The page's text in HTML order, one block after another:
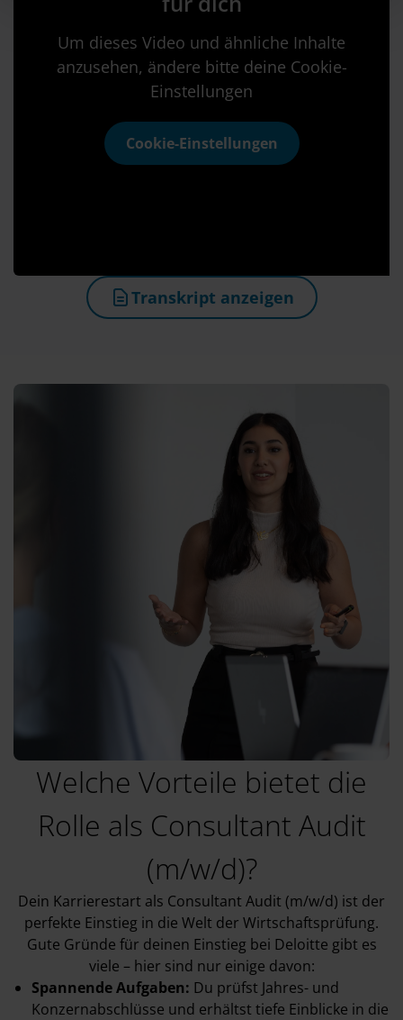
Um dieses Video und ähnliche Inhalte
anzusehen, ändere bitte deine Cookie-
Einstellungen
Cookie-Einstellungen
Transkript anzeigen
(öffnet in neuem Tab)
Welche Vorteile bietet die
Rolle als Consultant Audit
(m/w/d)?
Dein Karrierestart als Consultant Audit (m/w/d) ist der
perfekte Einstieg in die Welt der Wirtschaftsprüfung.
Gute Gründe für deinen Einstieg bei Deloitte gibt es
viele – hier sind nur einige davon:
Spannende Aufgaben: Du prüfst Jahres- und
Konzernabschlüsse und erhältst tiefe Einblicke in die